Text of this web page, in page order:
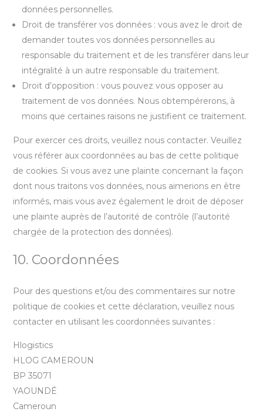
données personnelles.
Droit de transférer vos données : vous avez le droit de
demander toutes vos données personnelles au
responsable du traitement et de les transférer dans leur
intégralité à un autre responsable du traitement.
Droit d’opposition : vous pouvez vous opposer au
traitement de vos données. Nous obtempérerons, à
moins que certaines raisons ne justifient ce traitement.
Pour exercer ces droits, veuillez nous contacter. Veuillez
vous référer aux coordonnées au bas de cette politique
de cookies. Si vous avez une plainte concernant la façon
dont nous traitons vos données, nous aimerions en être
informés, mais vous avez également le droit de déposer
une plainte auprès de l’autorité de contrôle (l’autorité
chargée de la protection des données).
10. Coordonnées
Pour des questions et/ou des commentaires sur notre
politique de cookies et cette déclaration, veuillez nous
contacter en utilisant les coordonnées suivantes :
Hlogistics
HLOG CAMEROUN
BP 35071
YAOUNDÉ
Cameroun